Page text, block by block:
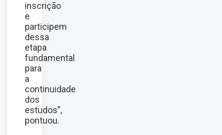
inscrição
e
participem
dessa
etapa
fundamental
para
a
continuidade
dos
estudos”,
pontuou.